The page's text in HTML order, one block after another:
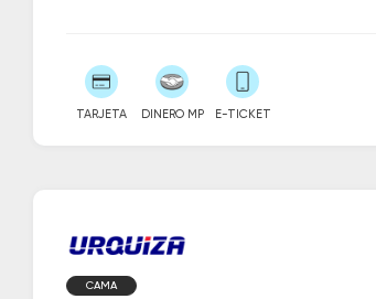
TARJETA DINERO MP E-TICKET
CAMA